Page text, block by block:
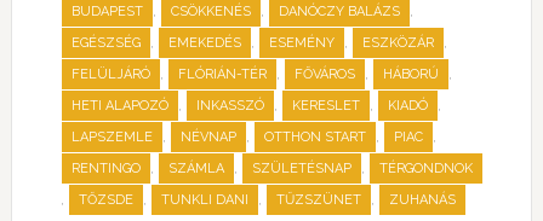
BUDAPEST , CSÖKKENÉS , DANÓCZY BALÁZS ,
EGÉSZSÉG , EMEKEDÉS , ESEMÉNY , ESZKÖZÁR ,
FELÜLJÁRÓ , FLÓRIÁN-TÉR , FŐVÁROS , HÁBORÚ ,
HETI ALAPOZÓ , INKASSZÓ , KERESLET , KIADÓ ,
LAPSZEMLE , NÉVNAP , OTTHON START , PIAC ,
RENTINGO , SZÁMLA , SZÜLETÉSNAP , TÉRGONDNOK
, TŐZSDE , TUNKLI DANI , TŰZSZÜNET , ZUHANÁS